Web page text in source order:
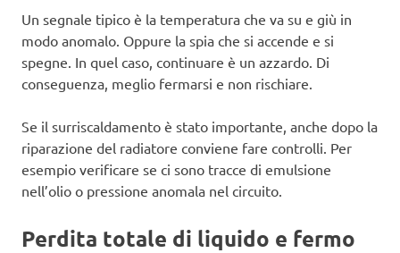
Un segnale tipico è la temperatura che va su e giù in
modo anomalo. Oppure la spia che si accende e si
spegne. In quel caso, continuare è un azzardo. Di
conseguenza, meglio fermarsi e non rischiare.
Se il surriscaldamento è stato importante, anche dopo la
riparazione del radiatore conviene fare controlli. Per
esempio verificare se ci sono tracce di emulsione
nell’olio o pressione anomala nel circuito.
Perdita totale di liquido e fermo